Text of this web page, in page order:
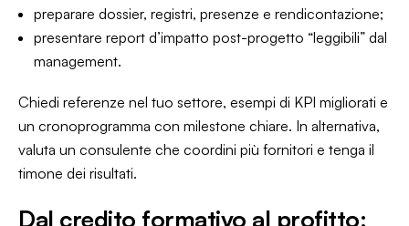
preparare dossier, registri, presenze e rendicontazione;
presentare report d’impatto post-progetto “leggibili” dal
management.
Chiedi referenze nel tuo settore, esempi di KPI migliorati e
un cronoprogramma con milestone chiare. In alternativa,
valuta un consulente che coordini più fornitori e tenga il
timone dei risultati.
Dal credito formativo al profitto: